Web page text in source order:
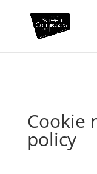
Cookie
policy